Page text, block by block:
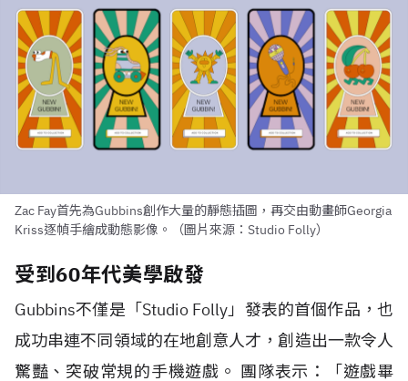
Zac Fay首先為Gubbins創作大量的靜態插圖，再交由動畫師Georgia
Kriss逐幀手繪成動態影像。（圖片來源：Studio Folly）
受到60年代美學啟發
Gubbins不僅是「Studio Folly」發表的首個作品，也
成功串連不同領域的在地創意人才，創造出一款令人
驚豔、突破常規的手機遊戲。 團隊表示：「遊戲畢